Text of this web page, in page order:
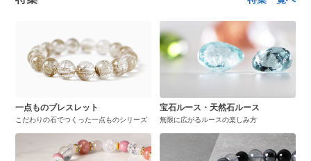
一点ものブレスレット
こだわりの石でつくった一点ものシリーズ
宝石ルース・天然石ルース
無限に広がるルースの楽しみ方